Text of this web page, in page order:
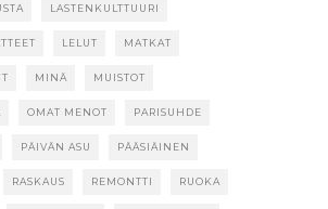
LASTENKULTTUURI
LELUT MATKAT
MINÄ MUISTOT
OMAT MENOT PARISUHDE
PÄIVÄN ASU PÄÄSIÄINEN
RASKAUS REMONTTI RUOKA